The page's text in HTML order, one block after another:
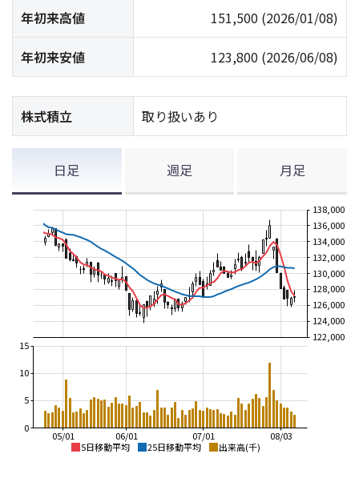
年初来高値 151,500 (2026/01/08)
年初来安値 123,800 (2026/06/08)
株式積立 取り扱いあり
日足 週足 月足
5日移動平均 25日移動平均 出来高(千)
08/03
07/01
06/01
05/01
122,000
124,000
126,000
128,000
130,000
132,000
134,000
136,000
138,000
0
5
10
15